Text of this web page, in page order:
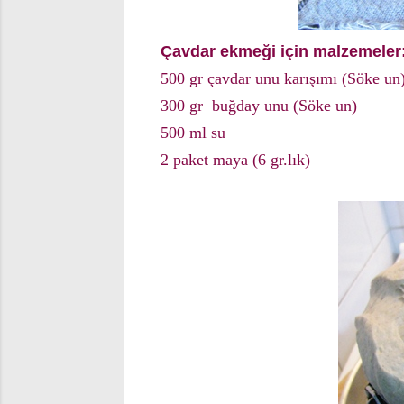
Çavdar ekmeği için
500 gr çavdar unu karışımı (Söke
300 gr buğday unu (Söke un)
500 ml su
2 paket maya (6 gr.lık)